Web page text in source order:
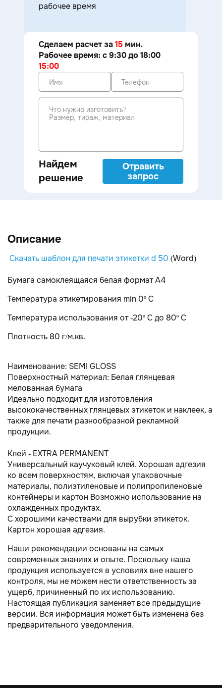
рабочее время
Сделаем расчет за15 мин.
Рабочее время: с 9:30 до 18:00
15:00
Найдем
решение
Отравить
запрос
Описание
Скачать шаблон для печати этикетки d 50 (Word)
Бумага самоклеящаяся белая формат А4
Температура этикетирования min 0º С
Температура использования от -20º С до 80º С
Плотность 80 г/м.кв.
Наименование: SEMI GLOSS
Поверхностный материал: Белая глянцевая
мелованная бумага
Идеально подходит для изготовления
высококачественных глянцевых этикеток и наклеек, а
также для печати разнообразной рекламной
продукции.
Клей - EXTRA PERMANENT
Универсальный каучуковый клей. Хорошая адгезия
ко всем поверхностям, включая упаковочные
материалы, полиэтиленовые и полипропиленовые
контейнеры и картон Возможно использование на
охлажденных продуктах.
С хорошими качествами для вырубки этикеток.
Картон хорошая адгезия.
Наши рекомендации основаны на самых
современных знаниях и опыте. Поскольку наша
продукция используется в условиях вне нашего
контроля, мы не можем нести ответственность за
ущерб, причиненный по их использованию.
Настоящая публикация заменяет все предыдущие
версии. Вся информация может быть изменена без
предварительного уведомления.